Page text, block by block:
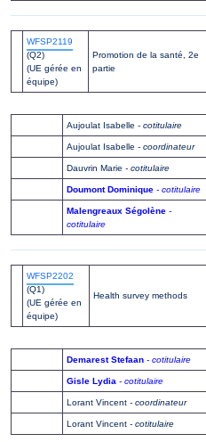
WFSP2119
(Q2)
(UE gérée en
équipe)
Promotion de la santé, 2e
partie
Aujoulat Isabelle - cotitulaire
Aujoulat Isabelle - coordinateur
Dauvrin Marie - cotitulaire
Doumont Dominique - cotitulaire
Malengreaux Ségolène -
cotitulaire
WFSP2202
(Q1)
(UE gérée en
équipe)
Health survey methods
Demarest Stefaan - cotitulaire
Gisle Lydia - cotitulaire
Lorant Vincent - coordinateur
Lorant Vincent - cotitulaire